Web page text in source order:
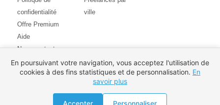
confidentialité
Offre Premium
Aide
Nous contacter
Avis des
utilisateurs
ville
En poursuivant votre navigation, vous acceptez l'utilisation de
cookies à des fins statistiques et de personnalisation. En
savoir plus
Accepter Personnaliser